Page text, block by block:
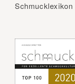
Schmucklexikon